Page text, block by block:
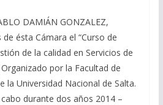
DAMIÁN GONZALEZ,
ésta Cámara el “Curso de
de la calidad en Servicios de
por la Facultad de
la Universidad Nacional de Salta.
durante dos años 2014 –